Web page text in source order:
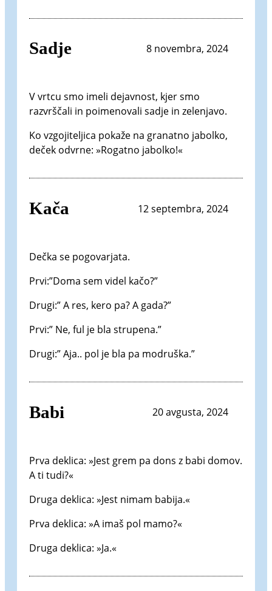
Sadje 8 novembra, 2024
V vrtcu smo imeli dejavnost, kjer smo
razvrščali in poimenovali sadje in zelenjavo.
Ko vzgojiteljica pokaže na granatno jabolko,
deček odvrne: »Rogatno jabolko!«
Kača 12 septembra, 2024
Dečka se pogovarjata.
Prvi:”Doma sem videl kačo?”
Drugi:” A res, kero pa? A gada?”
Prvi:” Ne, ful je bla strupena.”
Drugi:” Aja.. pol je bla pa modruška.”
Babi 20 avgusta, 2024
Prva deklica: »Jest grem pa dons z babi domov.
A ti tudi?«
Druga deklica: »Jest nimam babija.«
Prva deklica: »A imaš pol mamo?«
Druga deklica: »Ja.«